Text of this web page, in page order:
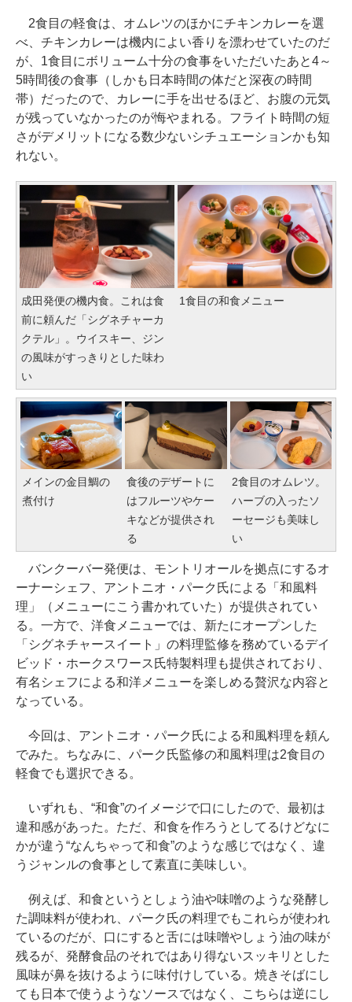
2食目の軽食は、オムレツのほかにチキンカレーを選
べ、チキンカレーは機内によい香りを漂わせていたのだ
が、1食目にボリューム十分の食事をいただいたあと4～
5時間後の食事（しかも日本時間の体だと深夜の時間
帯）だったので、カレーに手を出せるほど、お腹の元気
が残っていなかったのが悔やまれる。フライト時間の短
さがデメリットになる数少ないシチュエーションかも知
れない。
成田発便の機内食。これは食
前に頼んだ「シグネチャーカ
クテル」。ウイスキー、ジン
の風味がすっきりとした味わ
い
1食目の和食メニュー
メインの金目鯛の
煮付け
食後のデザートに
はフルーツやケー
キなどが提供され
る
2食目のオムレツ。
ハーブの入ったソ
ーセージも美味し
い
バンクーバー発便は、モントリオールを拠点にするオ
ーナーシェフ、アントニオ・パーク氏による「和風料
理」（メニューにこう書かれていた）が提供されてい
る。一方で、洋食メニューでは、新たにオープンした
「シグネチャースイート」の料理監修を務めているデイ
ビッド・ホークスワース氏特製料理も提供されており、
有名シェフによる和洋メニューを楽しめる贅沢な内容と
なっている。
今回は、アントニオ・パーク氏による和風料理を頼ん
でみた。ちなみに、パーク氏監修の和風料理は2食目の
軽食でも選択できる。
いずれも、“和食”のイメージで口にしたので、最初は
違和感があった。ただ、和食を作ろうとしてるけどなに
かが違う“なんちゃって和食”のような感じではなく、違
うジャンルの食事として素直に美味しい。
例えば、和食というとしょう油や味噌のような発酵し
た調味料が使われ、パーク氏の料理でもこれらが使われ
ているのだが、口にすると舌には味噌やしょう油の味が
残るが、発酵食品のそれではあり得ないスッキリとした
風味が鼻を抜けるように味付けしている。焼きそばにし
ても日本で使うようなソースではなく、こちらは逆にし